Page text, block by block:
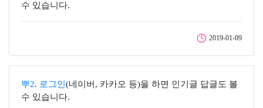
수 있습니다.
2019-01-09
뿌2. 로그인 (네이버, 카카오 등)을 하면 인기글 답글도 볼
수 있습니다.